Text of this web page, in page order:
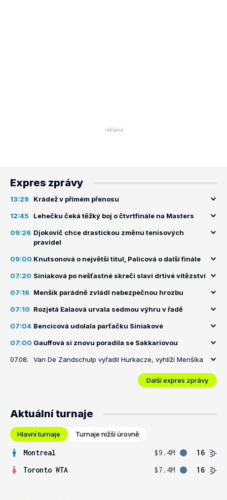
Expres zprávy
13:29 Krádež v přímém přenosu
12:45 Lehečku čeká těžký boj o čtvrtfinále na Masters
09:26 Djokovič chce drastickou změnu tenisových
pravidel
09:00 Knutsonová o největší titul, Palicová o další finále
07:20 Siniaková po nešťastné skreči slaví drtivé vítězství
07:16 Menšík parádně zvládl nebezpečnou hrozbu
07:10 Rozjetá Ealaová urvala sedmou výhru v řadě
07:04 Bencicová udolala parťačku Siniakové
07:00 Gauffová si znovu poradila se Sakkariovou
07.08. Van De Zandschulp vyřadil Hurkacze, vyhlíží Menšíka
Další expres zprávy
Aktuální turnaje
Hlavní turnaje Turnaje nižší úrovně
Montreal $9.4M
16
Toronto WTA
$7.4M 16